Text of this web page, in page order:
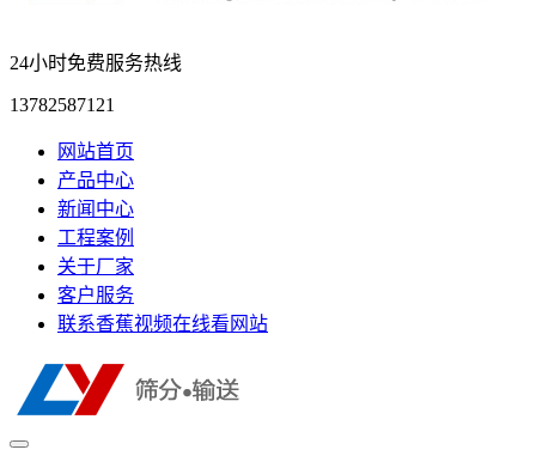
24小时免费服务热线
13782587121
网站首页
产品中心
新闻中心
工程案例
关于厂家
客户服务
联系香蕉视频在线看网站